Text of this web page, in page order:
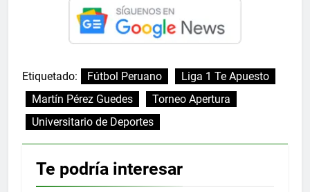
Etiquetado: Fútbol Peruano
Liga 1 Te Apuesto
Martín Pérez Guedes
Torneo Apertura
Universitario de Deportes
Te podría interesar